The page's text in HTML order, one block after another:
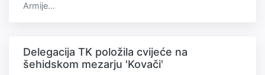
Armije...
Delegacija TK položila cvijeće na
šehidskom mezarju 'Kovači'